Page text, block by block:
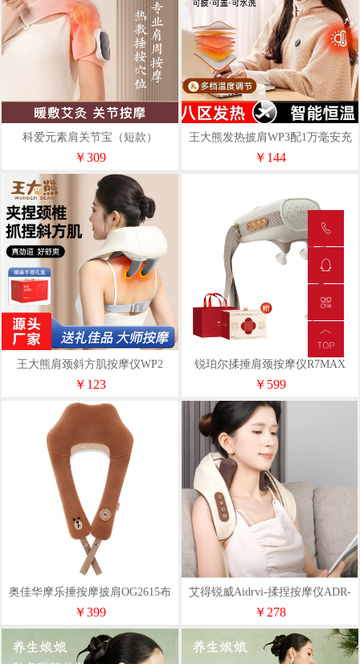
科爱元素肩关节宝（短款）
CI096A
￥309
王大熊发热披肩WP3配1万毫安充
电宝
￥144
王大熊肩颈斜方肌按摩仪WP2
￥123
锐珀尔揉捶肩颈按摩仪R7MAX
￥599
奥佳华摩乐捶按摩披肩OG2615布
朗棕
￥399
艾得锐威Aidrvi-揉捏按摩仪ADR-
2312
￥278